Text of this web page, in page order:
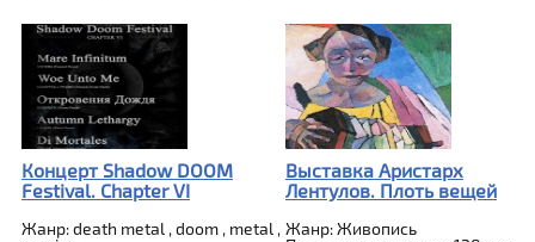
Концерт Shadow DOOM
Festival. Chapter VI
Жанр: death metal , doom , metal ,
Выставка Аристарх
Лентулов. Плоть вещей
Жанр: Живопись